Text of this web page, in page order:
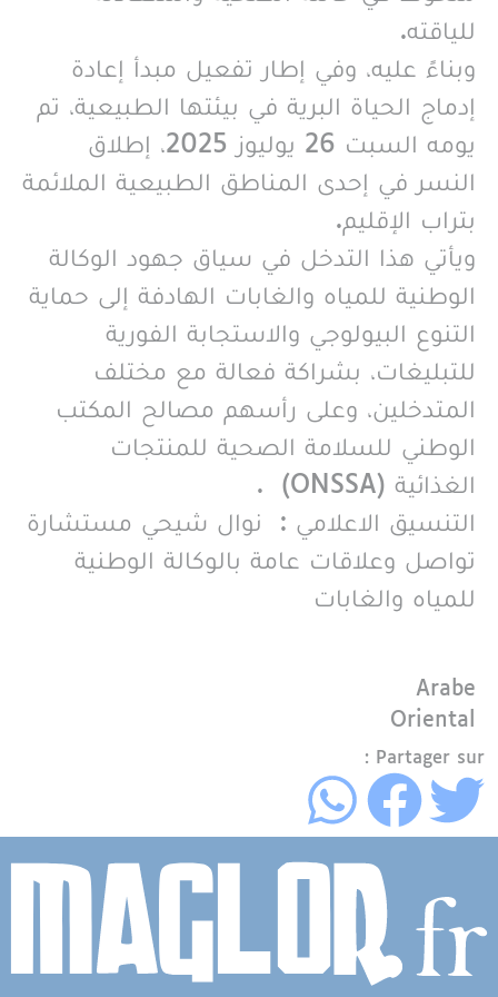
للياقته.
وبناءً عليه، وفي إطار تفعيل مبدأ إعادة
إدماج الحياة البرية في بيئتها الطبيعية، تم
يومه السبت 26 يوليوز 2025، إطلاق
النسر في إحدى المناطق الطبيعية الملائمة
بتراب الإقليم.
ويأتي هذا التدخل في سياق جهود الوكالة
الوطنية للمياه والغابات الهادفة إلى حماية
التنوع البيولوجي والاستجابة الفورية
للتبليغات، بشراكة فعالة مع مختلف
المتدخلين، وعلى رأسهم مصالح المكتب
الوطني للسلامة الصحية للمنتجات
الغذائية (ONSSA) .
التنسيق الاعلامي : نوال شيحي مستشارة
تواصل وعلاقات عامة بالوكالة الوطنية
للمياه والغابات
Langue
Arabe
Région
Oriental
Partager sur :